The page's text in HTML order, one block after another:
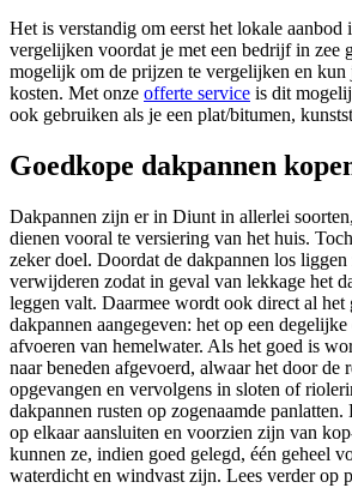
Het is verstandig om eerst het lokale
vergelijken voordat je met een bedrijf in zee
mogelijk om de prijzen te vergelijken en kun
kosten. Met onze offerte service is dit
ook gebruiken als je een plat/bitumen,
Goedkope dakpannen
Dakpannen zijn er in Diunt in allerlei
dienen vooral te versiering van het huis.
zeker doel. Doordat de dakpannen los
verwijderen zodat in geval van lekkage het
leggen valt. Daarmee wordt ook direct al het
dakpannen aangegeven: het op een
afvoeren van hemelwater. Als het goed is
naar beneden afgevoerd, alwaar het door de
opgevangen en vervolgens in sloten of
dakpannen rusten op zogenaamde
op elkaar aansluiten en voorzien zijn van
kunnen ze, indien goed gelegd, één geheel
waterdicht en windvast zijn. Lees verder op